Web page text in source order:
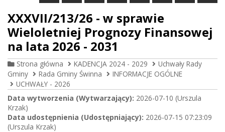
XXXVII/213/26 - w sprawie
Wieloletniej Prognozy Finansowej
na lata 2026 - 2031
Strona główna KADENCJA 2024 - 2029
Uchwały Rady
Gminy
Rada Gminy Świnna
INFORMACJE OGÓLNE
UCHWAŁY - 2026
Data wytworzenia (Wytwarzający): 2026-07-10 (Urszula
Krzak)
Data udostępnienia (Udostępniający): 2026-07-15 07:23:09
(Urszula Krzak)